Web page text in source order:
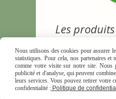
Les
Nous utilisons des cookies pour assurer
statistiques. Pour cela, nos partenaires
comme votre visite sur notre site. Nous
publicité et d'analyse, qui peuvent
leurs services. Vous pouvez retirer votre
confidentialité : Politique de